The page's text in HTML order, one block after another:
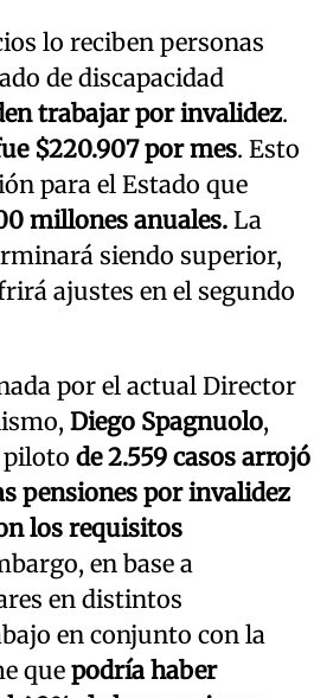
lo reciben personas
de discapacidad
trabajar por invalidez.
$220.907 por mes. Esto
para el Estado que
millones anuales. La
siendo superior,
ajustes en el segundo
por el actual Director
Diego Spagnuolo,
piloto de 2.559 casos arrojó
pensiones por invalidez
los requisitos
en base a
en distintos
en conjunto con la
que podría haber